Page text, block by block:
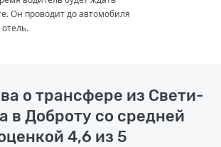
Он проводит до автомобиля
отель.
о трансфере из Свети-
в Доброту со средней
4,6 из 5